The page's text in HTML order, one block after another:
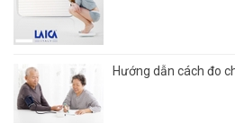
Hướng dẫn cách đo